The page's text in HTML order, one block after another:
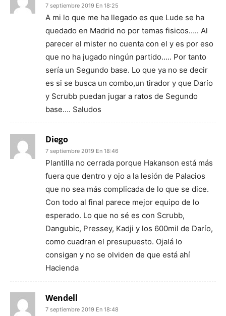
7 septiembre 2019 En 18:25
A mi lo que me ha llegado es que Lude se ha
quedado en Madrid no por temas fisicos….. Al
parecer el mister no cuenta con el y es por eso
que no ha jugado ningún partido….. Por tanto
sería un Segundo base. Lo que ya no se decir
es si se busca un combo,un tirador y que Darío
y Scrubb puedan jugar a ratos de Segundo
base…. Saludos
Diego
7 septiembre 2019 En 18:46
Plantilla no cerrada porque Hakanson está más
fuera que dentro y ojo a la lesión de Palacios
que no sea más complicada de lo que se dice.
Con todo al final parece mejor equipo de lo
esperado. Lo que no sé es con Scrubb,
Dangubic, Pressey, Kadji y los 600mil de Darío,
como cuadran el presupuesto. Ojalá lo
consigan y no se olviden de que está ahí
Hacienda
Wendell
7 septiembre 2019 En 18:48